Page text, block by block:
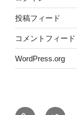
投稿フィード
コメントフィード
WordPress.org
サ Twitter